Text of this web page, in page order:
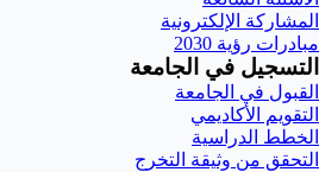
المشاركة الإلكترونية
مبادرات رؤية 2030
التسجيل في الجامعة
القبول في الجامعة
التقويم الأكاديمي
الخطط الدراسية
التحقق من وثيقة التخرج